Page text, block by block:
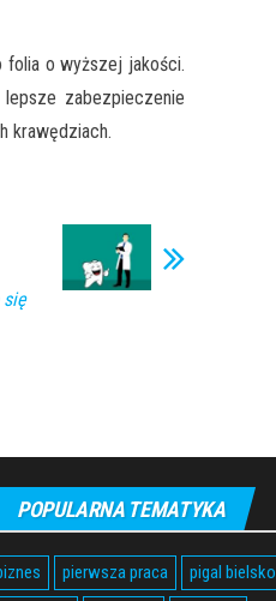
folia o wyższej jakości.
zabezpieczenie
krawędziach.
się
POPULARNA TEMATYKA
pierwsza praca
pigal bielsko